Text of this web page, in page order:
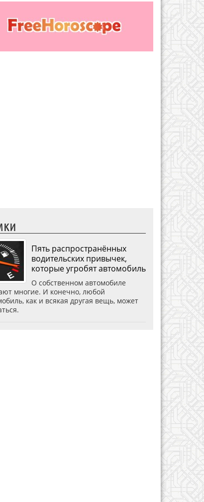
Пять распространённых
водительских привычек,
которые угробят автомобиль
О собственном автомобиле
многие. И конечно, любой
как и всякая другая вещь, может